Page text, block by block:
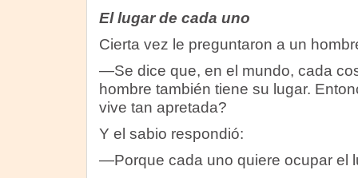
El lugar de cada uno
Cierta vez le preguntaron a un
—Se dice que, en el mundo, cada
hombre también tiene su lugar.
vive tan apretada?
Y el sabio respondió:
—Porque cada uno quiere ocupar el